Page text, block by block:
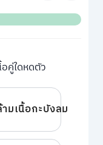
คู่ใดหดตัว
มเนื้อกะบังลม